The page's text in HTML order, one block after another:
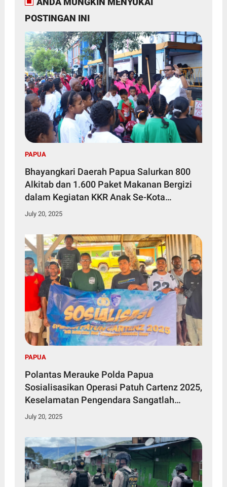
POSTINGAN INI
PAPUA
Bhayangkari Daerah Papua Salurkan 800
Alkitab dan 1.600 Paket Makanan Bergizi
dalam Kegiatan KKR Anak Se-Kota
Jayapura
July 20, 2025
PAPUA
Polantas Merauke Polda Papua
Sosialisasikan Operasi Patuh Cartenz 2025,
Keselamatan Pengendara Sangatlah
Penting
July 20, 2025